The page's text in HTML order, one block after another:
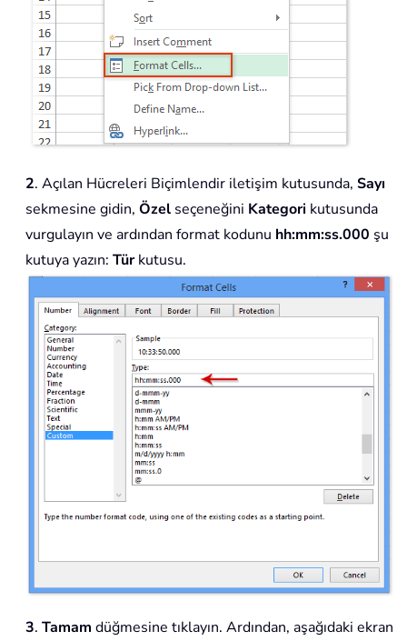
2. Açılan Hücreleri Biçimlendir iletişim kutusunda, Sayı
sekmesine gidin, Özel seçeneğini Kategori kutusunda
vurgulayın ve ardından format kodunu hh:mm:ss.000 şu
kutuya yazın: Türkutusu.
3. Tamam düğmesine tıklayın. Ardından, aşağıdaki ekran